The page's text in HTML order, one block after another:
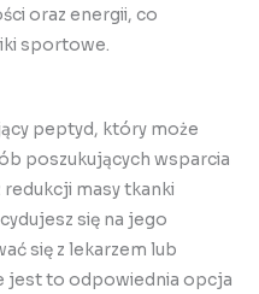
oraz energii, co
sportowe.
peptyd, który może
poszukujących wsparcia
masy tkanki
się na jego
się z lekarzem lub
jest to odpowiednia opcja